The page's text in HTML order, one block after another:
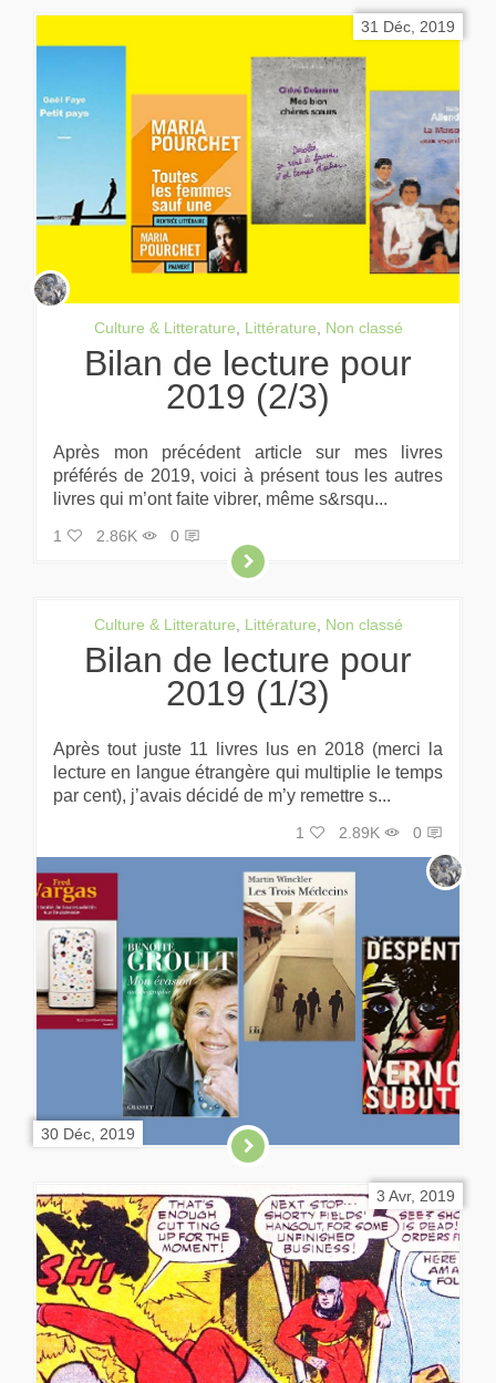
31 Déc, 2019
Culture & Litterature Littérature Non classé
Bilan de lecture pour
2019 (2/3)
Après mon précédent article sur mes livres
préférés de 2019, voici à présent tous les autres
livres qui m’ont faite vibrer, même s&rsqu...
1 2.86K 0
Culture & Litterature Littérature Non classé
Bilan de lecture pour
2019 (1/3)
Après tout juste 11 livres lus en 2018 (merci la
lecture en langue étrangère qui multiplie le temps
par cent), j’avais décidé de m’y remettre s...
1 2.89K 0
30 Déc, 2019
3 Avr, 2019